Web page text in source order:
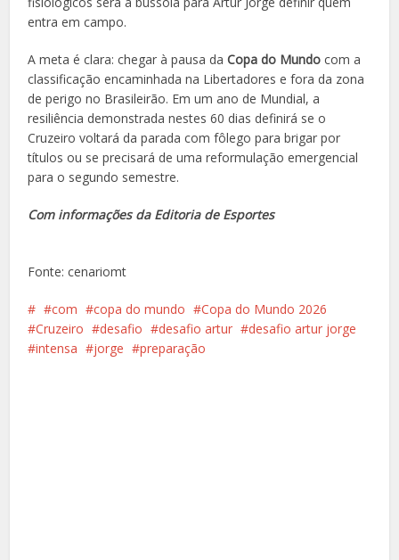
entra em campo.
A meta é clara: chegar à pausa daCopa do Mundo com a
classificação encaminhada na Libertadores e fora da zona
de perigo no Brasileirão. Em um ano de Mundial, a
resiliência demonstrada nestes 60 dias definirá se o
Cruzeiro voltará da parada com fôlego para brigar por
títulos ou se precisará de uma reformulação emergencial
para o segundo semestre.
Com informações da Editoria de Esportes
Fonte: cenariomt
com copa do mundo
Copa do Mundo 2026
Cruzeiro
desafio desafio artur
desafio artur jorge
intensa
jorge preparação